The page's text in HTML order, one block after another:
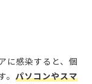
に感染すると、個
パソコンやスマ